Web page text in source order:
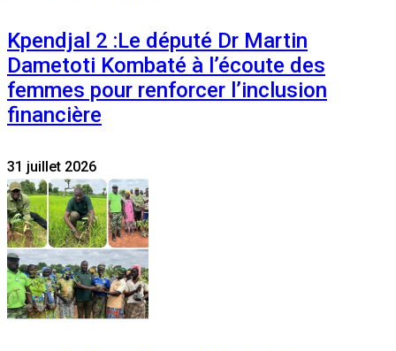
Kpendjal 2 :Le député Dr Martin
Dametoti Kombaté à l’écoute des
femmes pour renforcer l’inclusion
financière
31 juillet 2026